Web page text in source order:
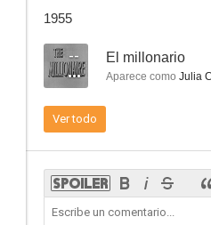
1955
-- El millonario
Aparece como Julia
Ver todo